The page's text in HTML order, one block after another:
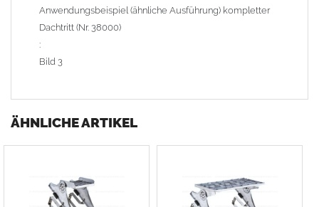
Anwendungsbeispiel (ähnliche Ausführung) kompletter
Dachtritt (Nr. 38000)
:
Bild 3
ÄHNLICHE ARTIKEL